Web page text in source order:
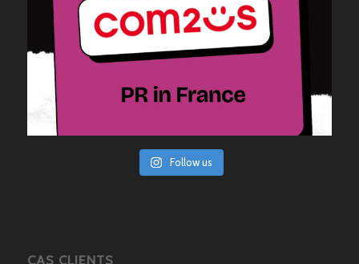
Follow us
CAS CLIENTS